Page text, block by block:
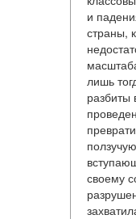
и
страны,
лишь
разбиты
своему